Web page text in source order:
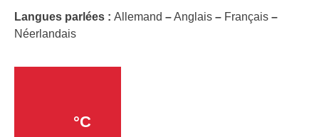
Langues parlées : Allemand –Anglais – Français –
Néerlandais